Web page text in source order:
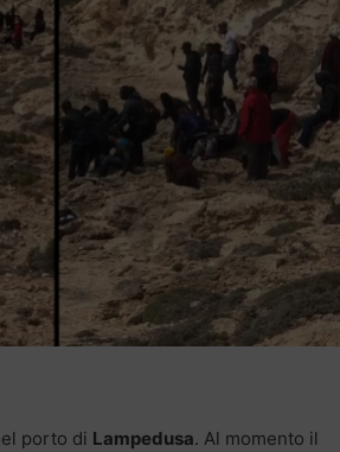
porto di Lampedusa. Al momento il